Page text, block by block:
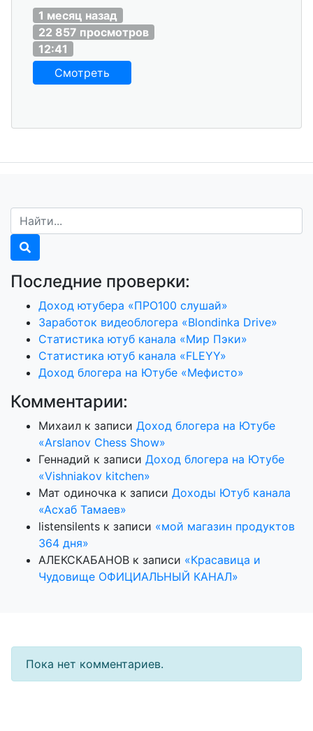
1 месяц назад
22 857 просмотров
12:41
Смотреть
Последние проверки:
Доход ютубера «ПРО100 слушай»
Заработок видеоблогера «Blondinka Drive»
Статистика ютуб канала «Мир Пэки»
Статистика ютуб канала «FLEYY»
Доход блогера на Ютубе «Мефисто»
Комментарии:
Михаил к записи Доход блогера на Ютубе
«Arslanov Chess Show»
Геннадий к записи Доход блогера на Ютубе
«Vishniakov kitchen»
Мат одиночка к записи Доходы Ютуб канала
«Асхаб Тамаев»
listensilents к записи «мой магазин продуктов
364 дня»
АЛЕКСКАБАНОВ к записи «Красавица и
Чудовище ОФИЦИАЛЬНЫЙ КАНАЛ»
Пока нет комментариев.